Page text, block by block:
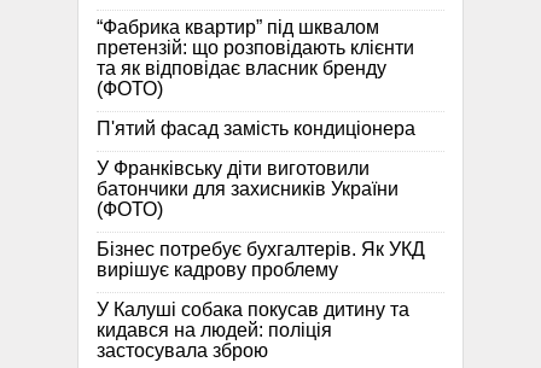
“Фабрика квартир” під шквалом
претензій: що розповідають клієнти
та як відповідає власник бренду
(ФОТО)
П'ятий фасад замість кондиціонера
У Франківську діти виготовили
батончики для захисників України
(ФОТО)
Бізнес потребує бухгалтерів. Як УКД
вирішує кадрову проблему
У Калуші собака покусав дитину та
кидався на людей: поліція
застосувала зброю